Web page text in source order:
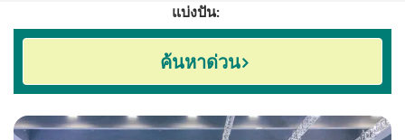
แบ่งปัน:
ค้นหาด่วน